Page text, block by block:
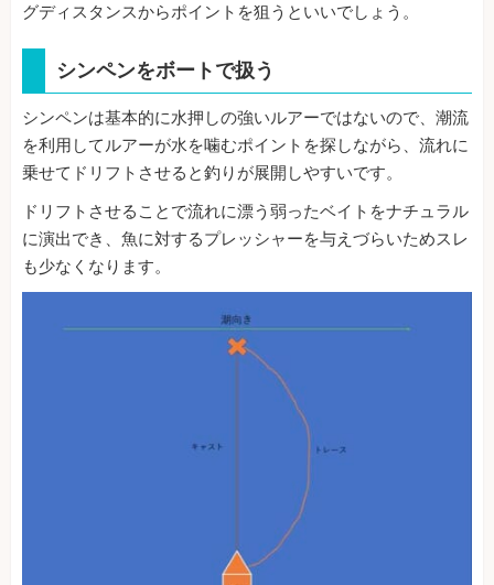
グディスタンスからポイントを狙うといいでしょう。
シンペンをボートで扱う
シンペンは基本的に水押しの強いルアーではないので、潮流
を利用してルアーが水を噛むポイントを探しながら、流れに
乗せてドリフトさせると釣りが展開しやすいです。
ドリフトさせることで流れに漂う弱ったベイトをナチュラル
に演出でき、魚に対するプレッシャーを与えづらいためスレ
も少なくなります。